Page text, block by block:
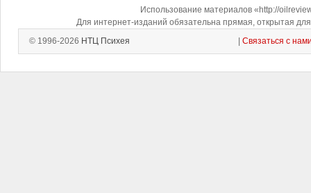
Использование материалов «http://
Для интернет-изданий обязательна прямая, открытая
© 1996-2026 НТЦ Психея Связаться с